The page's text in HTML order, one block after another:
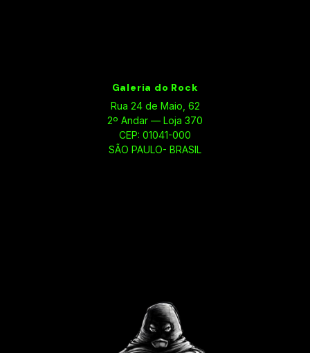
Galeria do Rock
Rua 24 de Maio, 62
2º Andar — Loja 370
CEP: 01041-000
SÃO PAULO- BRASIL